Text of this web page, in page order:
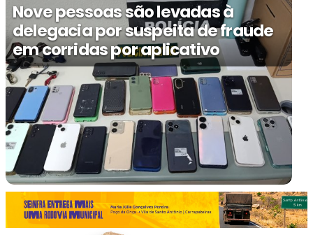
Nove pessoas são levadas à
delegacia por suspeita de fraude
em corridas por aplicativo